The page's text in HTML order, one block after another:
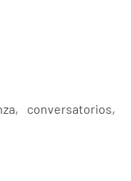
conversatorios,